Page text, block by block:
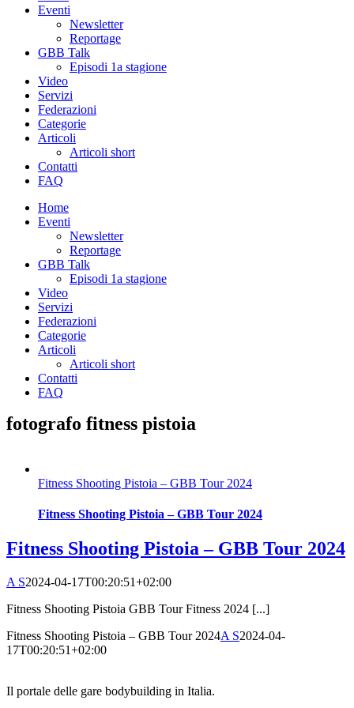
Eventi
Newsletter
Reportage
GBB Talk
Episodi 1a stagione
Video
Servizi
Federazioni
Categorie
Articoli
Articoli short
Contatti
FAQ
Home
Eventi
Newsletter
Reportage
GBB Talk
Episodi 1a stagione
Video
Servizi
Federazioni
Categorie
Articoli
Articoli short
Contatti
FAQ
fotografo fitness pistoia
Fitness Shooting Pistoia – GBB Tour 2024
Fitness Shooting Pistoia – GBB Tour 2024
Fitness Shooting Pistoia – GBB Tour 2024
A S2024-04-17T00:20:51+02:00
Fitness Shooting Pistoia GBB Tour Fitness 2024 [...]
Fitness Shooting Pistoia – GBB Tour 2024A S2024-04-
17T00:20:51+02:00
Il portale delle gare bodybuilding in Italia.